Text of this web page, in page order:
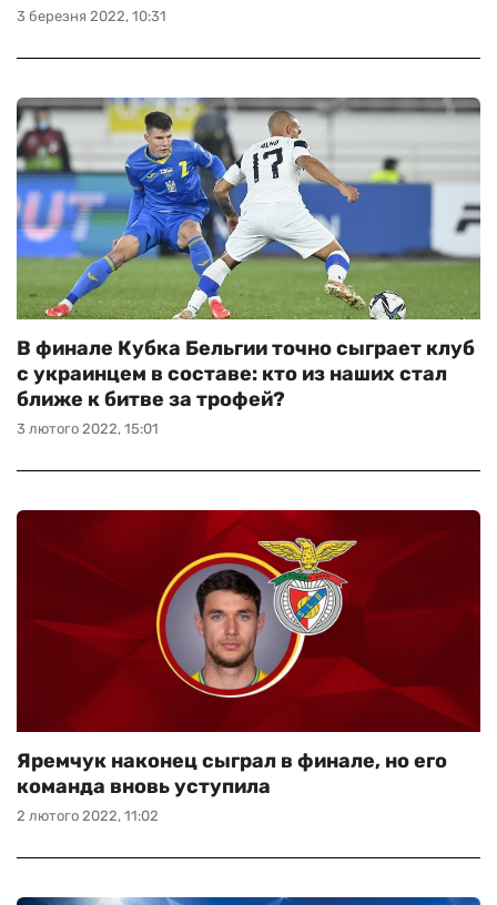
3 березня 2022, 10:31
3 лютого 2022, 15:01
В финале Кубка Бельгии точно сыграет клуб
с украинцем в составе: кто из наших стал
ближе к битве за трофей?
2 лютого 2022, 11:02
Яремчук наконец сыграл в финале, но его
команда вновь уступила